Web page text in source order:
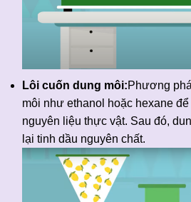
Lôi cuốn dung môi:Phương
môi như ethanol hoặc hexane
nguyên liệu thực vật. Sau đó,
lại tinh dầu nguyên chất.